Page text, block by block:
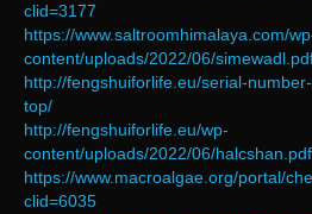
clid=3177
https://www.saltroomhimalaya.com/
content/uploads/2022/06/
http://fengshuiforlife.eu/serial-
top/
http://fengshuiforlife.eu/wp-
content/uploads/2022/06/halcshan.pdf
https://www.macroalgae.org/portal/
clid=6035